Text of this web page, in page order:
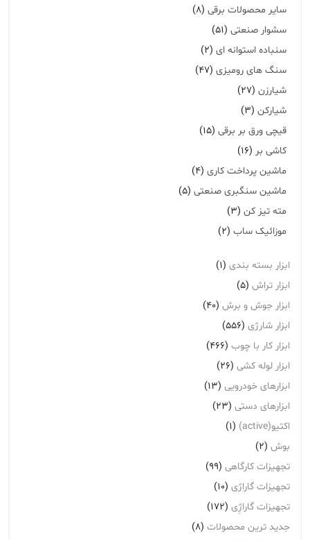
سایر محصولات برقی (8)
سشوار صنعتی (51)
سنباده استوانه ای (2)
سنگ های رومیزی (47)
شیارزن (27)
شیارکن (3)
قیچی ورق بر برقی (15)
کاشی بر (16)
ماشین پرداخت کاری (4)
ماشین سنگبری صنعتی (5)
مته تیز کن (3)
موزائیک ساب (2)
ابزار بسته بندی (1)
ابزار تراش (5)
ابزار جوش و برش (40)
ابزار شارژی (556)
ابزار کار با چوب (466)
ابزار لوله کشی (26)
ابزارهای خودرویی (13)
ابزارهای دستی (23)
اکتیو(active)
(1)
بوش (2)
تجهیزات کارگاهی (99)
تجهیزات گاراژی (10)
تجهیزات گاراژِی (172)
جدید ترین محصولات (8)